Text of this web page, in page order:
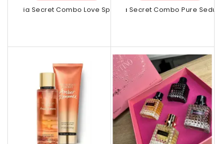
Victoria Secret Combo Love Spell –...Victoria Secret Combo Pure